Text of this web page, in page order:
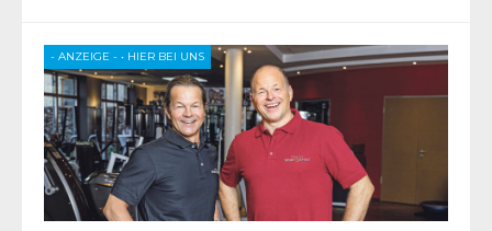
- ANZEIGE - • HIER BEI UNS